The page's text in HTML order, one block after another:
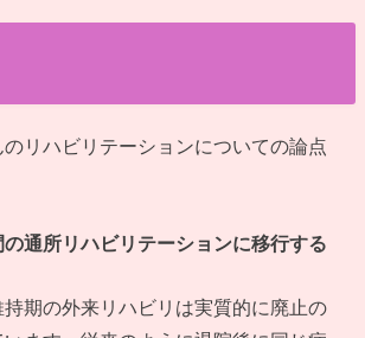
リハビリテーションについての論点
通所リハビリテーションに移行する
期の外来リハビリは実質的に廃止の